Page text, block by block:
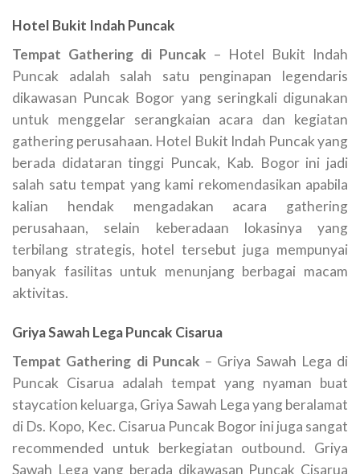
Hotel Bukit Indah Puncak
Tempat Gathering di Puncak – Hotel Bukit Indah
Puncak adalah salah satu penginapan legendaris
dikawasan Puncak Bogor yang seringkali digunakan
untuk menggelar serangkaian acara dan kegiatan
gathering perusahaan. Hotel Bukit Indah Puncak yang
berada didataran tinggi Puncak, Kab. Bogor ini jadi
salah satu tempat yang kami rekomendasikan apabila
kalian hendak mengadakan acara gathering
perusahaan, selain keberadaan lokasinya yang
terbilang strategis, hotel tersebut juga mempunyai
banyak fasilitas untuk menunjang berbagai macam
aktivitas.
Griya Sawah Lega Puncak Cisarua
Tempat Gathering di Puncak – Griya Sawah Lega di
Puncak Cisarua adalah tempat yang nyaman buat
staycation keluarga, Griya Sawah Lega yang beralamat
di Ds. Kopo, Kec. Cisarua Puncak Bogor ini juga sangat
recommended untuk berkegiatan outbound. Griya
Sawah Lega yang berada dikawasan Puncak Cisarua